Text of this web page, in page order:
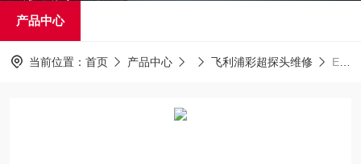
产品中心
当前位置： 首页 产品中心 飞利浦彩超探头维修 EPIQ7彩超修理飞利浦彩超EPIQ7开机报错014常见故障维修